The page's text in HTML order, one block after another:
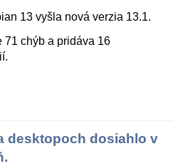
13 vyšla nová verzia 13.1.
71 chýb a pridáva 16
desktopoch dosiahlo v